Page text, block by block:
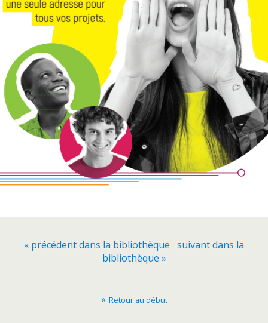
« précédent dans la bibliothèque suivant dans la
bibliothèque »
Retour au début